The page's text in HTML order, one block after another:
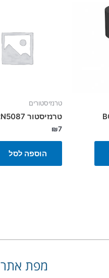
טרנזיסטורים
טרנזיסטור 2N5087
₪7
הוספה לסל
מפת אתר